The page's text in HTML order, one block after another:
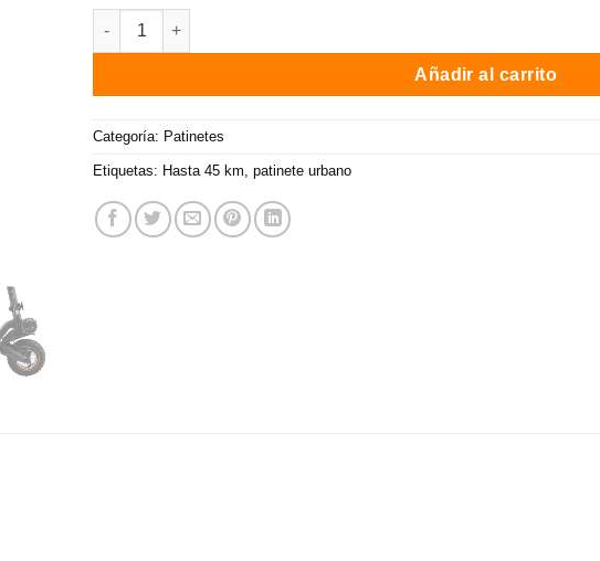
Patinete eléctrico Zwhell ZCougar Plus / 800W / Negro / Autonomía
Añadir al carrito
Categoría: Patinetes
Etiquetas: Hasta 45 km ,patinete urbano